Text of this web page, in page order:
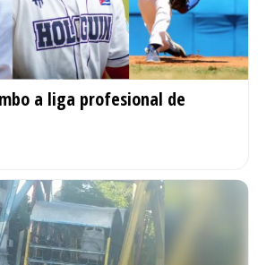
a liga profesional de